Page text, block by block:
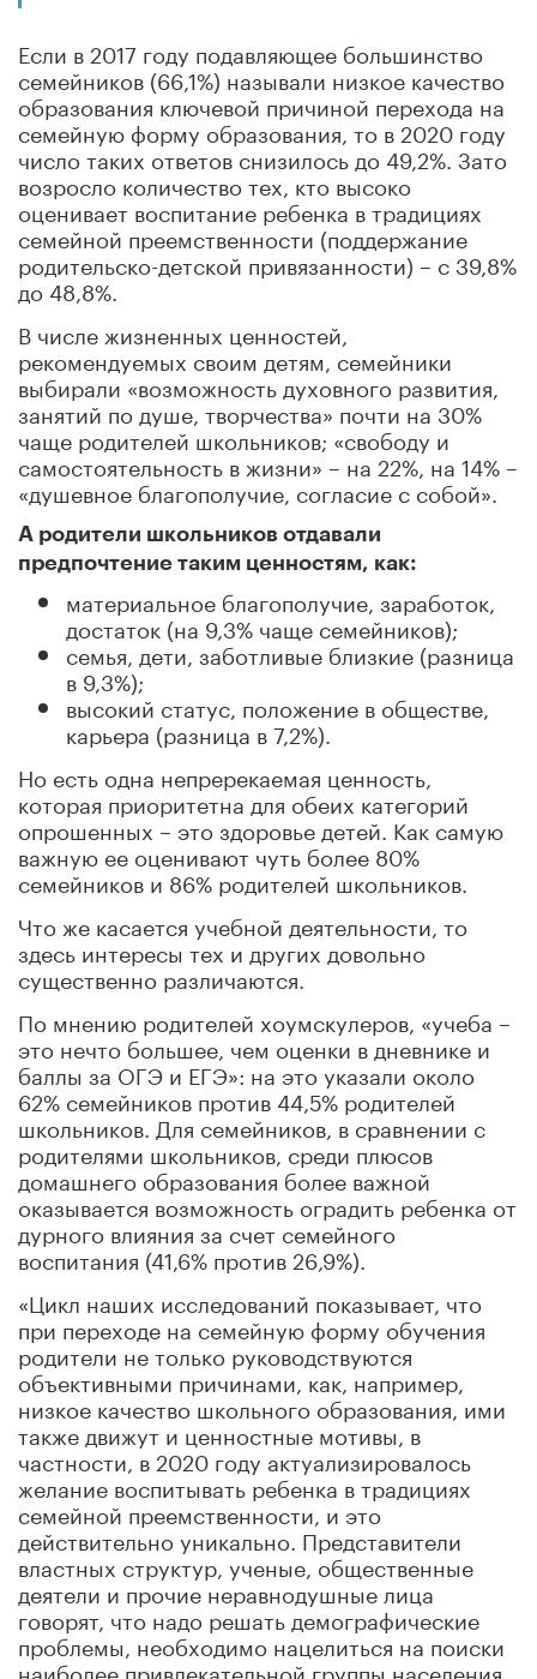
Если в 2017 году подавляющее большинство
семейников (66,1%) называли низкое качество
образования ключевой причиной перехода на
семейную форму образования, то в 2020 году
число таких ответов снизилось до 49,2%. Зато
возросло количество тех, кто высоко
оценивает воспитание ребенка в традициях
семейной преемственности (поддержание
родительско-детской привязанности) – с 39,8%
до 48,8%.
В числе жизненных ценностей,
рекомендуемых своим детям, семейники
выбирали «возможность духовного развития,
занятий по душе, творчества» почти на 30%
чаще родителей школьников; «свободу и
самостоятельность в жизни» – на 22%, на 14% –
«душевное благополучие, согласие с собой».
А родители школьников отдавали
предпочтение таким ценностям, как:
материальное благополучие, заработок,
достаток (на 9,3% чаще семейников);
семья, дети, заботливые близкие (разница
в 9,3%);
высокий статус, положение в обществе,
карьера (разница в 7,2%).
Но есть одна непререкаемая ценность,
которая приоритетна для обеих категорий
опрошенных – это здоровье детей. Как самую
важную ее оценивают чуть более 80%
семейников и 86% родителей школьников.
Что же касается учебной деятельности, то
здесь интересы тех и других довольно
существенно различаются.
По мнению родителей хоумскулеров, «учеба –
это нечто большее, чем оценки в дневнике и
баллы за ОГЭ и ЕГЭ»: на это указали около
62% семейников против 44,5% родителей
школьников. Для семейников, в сравнении с
родителями школьников, среди плюсов
домашнего образования более важной
оказывается возможность оградить ребенка от
дурного влияния за счет семейного
воспитания (41,6% против 26,9%).
«Цикл наших исследований показывает, что
при переходе на семейную форму обучения
родители не только руководствуются
объективными причинами, как, например,
низкое качество школьного образования, ими
также движут и ценностные мотивы, в
частности, в 2020 году актуализировалось
желание воспитывать ребенка в традициях
семейной преемственности, и это
действительно уникально. Представители
властных структур, ученые, общественные
деятели и прочие неравнодушные лица
говорят, что надо решать демографические
проблемы, необходимо нацелиться на поиски
наиболее привлекательной группы населения,